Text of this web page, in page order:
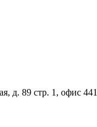
д. 89 стр. 1, офис 441